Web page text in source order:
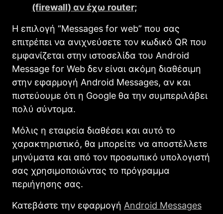
(firewall) αν έχω router;
Η επιλογή “Messages for web” που σας
επιτρέπει να ανιχνεύσετε τον κωδικό QR που
εμφανίζεται στην ιστοσελίδα του Android
Message for Web δεν είναι ακόμη διαθέσιμη
στην εφαρμογή Android Messages, αν και
πιστεύουμε ότι η Google θα την συμπεριλάβει
πολύ σύντομα.
Μόλις η εταιρεία διαθέσει και αυτό το
χαρακτηριστικό, θα μπορείτε να αποστέλλετε
μηνύματα και από τον προσωπικό υπολογιστή
σας χρησιμοποιώντας το πρόγραμμα
περιήγησης σας.
Κατεβάστε την εφαρμογή Αndroid Messages